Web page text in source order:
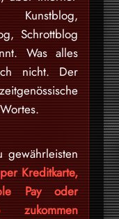
Kunstblog,
Schrottblog
Was alles
nicht. Der
Kreditkarte,
Pay oder
zukommen